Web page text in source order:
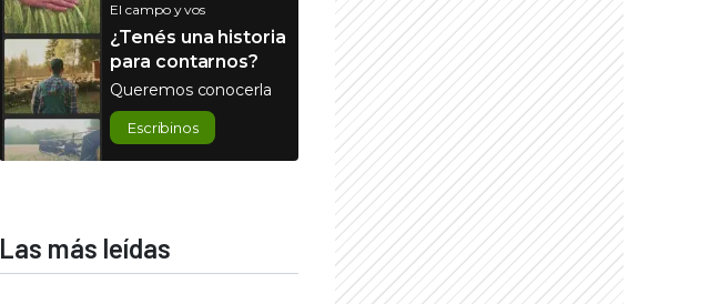
El campo y vos
¿Tenés una historia
para contarnos?
Queremos conocerla
Escribinos
Las más leídas